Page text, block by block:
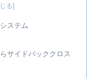
ステム
サイドバッククロス